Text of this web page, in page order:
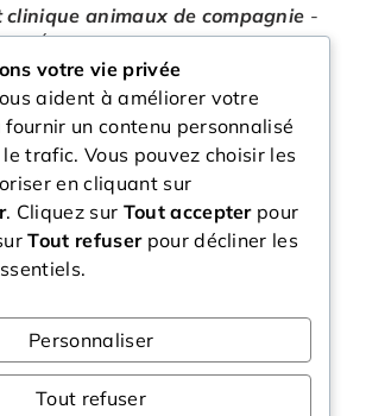
clinique animaux de compagnie -
(Éditions du Point Vétérinaire)
Guide for Cat Owners
Marlena Lopez
Ultimate Pet Health Guide:
Nutrition and Integrative
Dogs and Cats- Dr Gary Richter
et son comportement-Collectif
en comportement)
votre vie privée
aident à améliorer votre
un contenu personnalisé
trafic. Vous pouvez choisir les
en cliquant sur
. Cliquez sur Tout accepterpour
Tout refuserpour décliner les
Personnaliser
Tout refuser